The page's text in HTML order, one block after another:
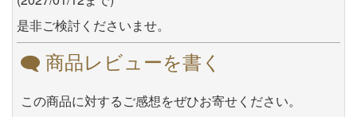
是非ご検討くださいませ。
商品レビューを書く
この商品に対するご感想をぜひお寄せください。